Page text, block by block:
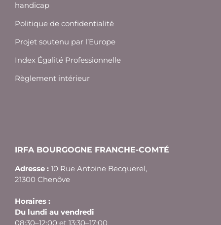
handicap
Politique de confidentialité
Projet soutenu par l’Europe
Index Égalité Professionnelle
Règlement intérieur
IRFA BOURGOGNE FRANCHE-COMTÉ
Adresse : 10 Rue Antoine Becquerel,
21300 Chenôve
Horaires :
Du lundi au vendredi
08:30–12:00 et 13:30–17:00